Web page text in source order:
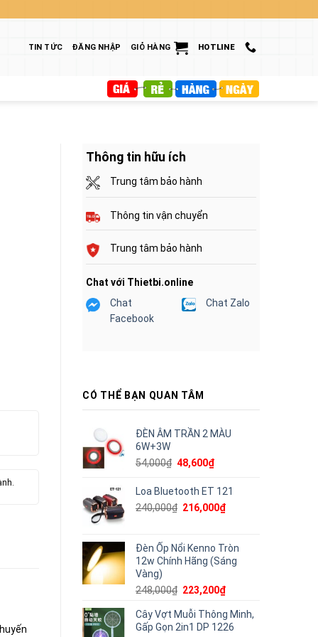
TIN TỨC ĐĂNG NHẬP GIỎ HÀNG HOTLINE
Thông tin hữu ích
Trung tâm bảo hành
Thông tin vận chuyển
Trung tâm bảo hành
Chat với Thietbi.online
Chat
Facebook
Chat Zalo
CÓ THỂ BẠN QUAN TÂM
ĐÈN ÂM TRẦN 2 MÀU
6W+3W
54,000₫ Giá
là:
48,600₫Giá
tại
48,600₫.
Loa Bluetooth ET 121
240,000₫ Giá
240,000₫.
216,000₫Giá
là:
216,000₫.
Đèn Ốp Nổi Kenno Tròn
12w Chính Hãng (Sáng
Vàng)
248,000₫ Giá
là:
248,000₫.
223,200₫Giá
tại
là:
Cây Vợt Muỗi Thông Minh,
Gấp Gọn 2in1 DP 1226